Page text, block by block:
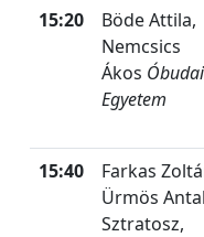
15:20
Böde Attila,
Nemcsics
Ákos Óbudai
Egyetem
15:40
Farkas
Ürmös
Sztratosz,